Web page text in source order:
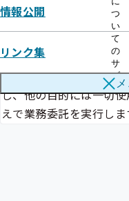
つ
い
て
の
サ
ブ
メ
ニ
ュ
情報公開
リンク集
当該業務委託に当たり
る個人情報を提供いたし
託業者の間で「委託業
し、他の目的には一切
えで業務委託を実行しま